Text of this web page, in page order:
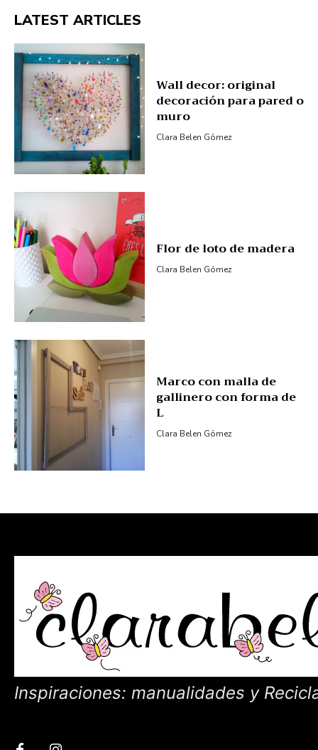
LATEST ARTICLES
Wall decor: original
decoración para pared o
muro
Clara Belen Gómez
Flor de loto de madera
Clara Belen Gómez
Marco con malla de
gallinero con forma de
L
Clara Belen Gómez
Inspiraciones: manualidades y